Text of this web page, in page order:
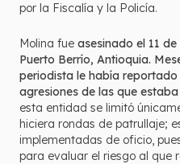
por la Fiscalía y la Policía.
Molina fue asesinado el 11
Puerto Berrío, Antioquia.
periodista le había
agresiones de las que
esta entidad se limitó
hiciera rondas de patrullaje;
implementadas de oficio,
para evaluar el riesgo al que